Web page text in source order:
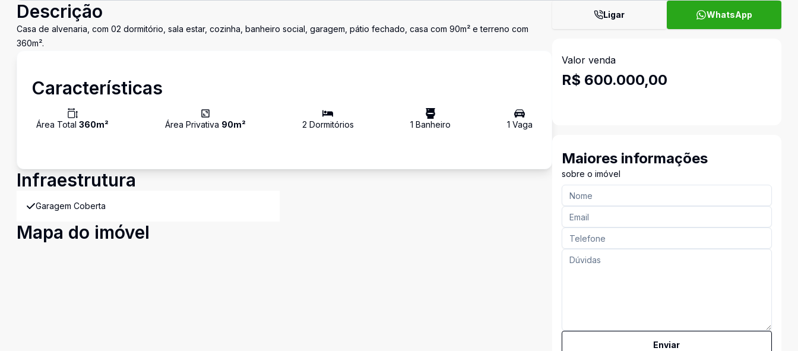
Descrição
Casa de alvenaria, com 02 dormitório, sala estar, cozinha, banheiro social, garagem, pátio fechado, casa com 90m² e terreno com
360m².
Características
Área Total 360m² Área Privativa 90m² 2 Dormitórios 1 Banheiro 1 Vaga
Infraestrutura
Garagem Coberta
Mapa do imóvel
Ligar WhatsApp
Valor venda
R$ 600.000,00
Maiores informações
sobre o imóvel
Enviar